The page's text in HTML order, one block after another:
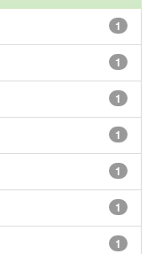
1
1
1
1
1
1
1